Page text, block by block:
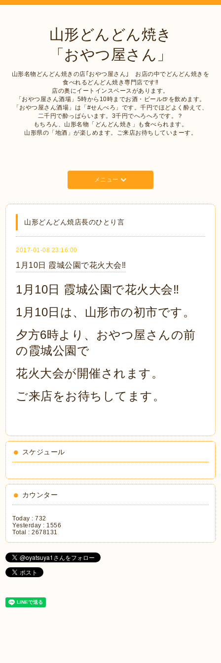
山形どんどん焼き
「おやつ屋さん」
山形名物どんどん焼きの店｢おやつ屋さん｣ お店の中でどんどん焼きを
食べれるどんどん焼き専門店です‼︎
店の奥にイートインスペースがあります。
「おやつ屋さん酒場」5時から10時までお酒・ビール🍺を飲めます。
「おやつ屋さん酒場」は「#せんべろ」です。千円でほどよく酔えて、
二千円で酔っぱらいます。3千円でへろへろです。？
もちろん、山形名物「どんどん焼き」も食べられます。
山形県の「地酒」が楽しめます。ご来店お待ちしていまーす。
メニュー
山形どんどん焼店長のひとり言
2017-01-08 23:16:00
1月10日 霞城公園で花火大会‼︎
1月10日 霞城公園で花火大会‼︎
1月10日は、山形市の初市です。
夕方6時より、おやつ屋さんの前
の霞城公園で
花火大会が開催されます。
ご来店をお待ちしてます。
スケジュール
カウンター
Today :732
Yesterday : 1556
Total :2678131